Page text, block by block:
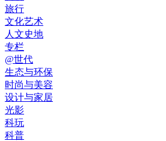
旅行
文化艺术
人文史地
专栏
@世代
生态与环保
时尚与美容
设计与家居
光影
科玩
科普